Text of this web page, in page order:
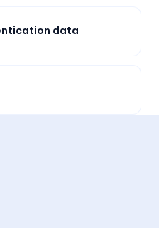
data